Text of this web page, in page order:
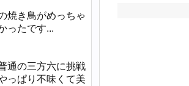
焼き鳥がめっちゃ
ったです...
通の三方六に挑戦
っぱり不味くて美